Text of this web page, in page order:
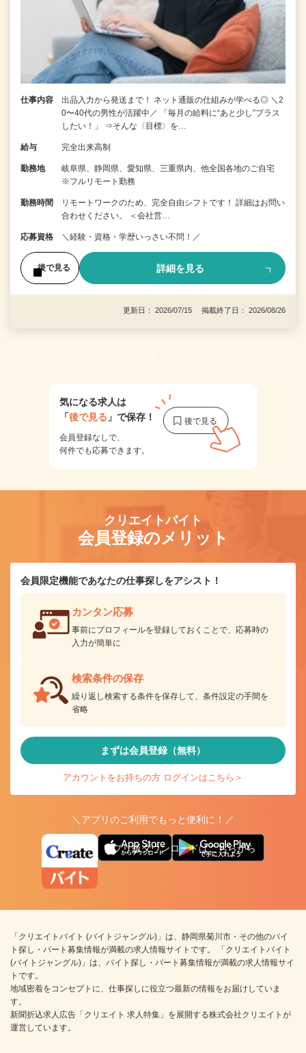
仕事内容
出品入力から発送まで！ ネット通販の仕組みが学べる◎ ＼2
0〜40代の男性が活躍中／ 「毎月の給料に“あと少し”プラス
したい！」 ⇒そんな〈目標〉を…
給与 完全出来高制
勤務地
岐阜県、静岡県、愛知県、三重県内、他全国各地のご自宅
※フルリモート勤務
勤務時間
リモートワークのため、完全自由シフトです！ 詳細はお問い
合わせください。 ＜会社営…
応募資格 ＼経験・資格・学歴いっさい不問！／
後で見る 詳細を見る
更新日： 2026/07/15 掲載終了日： 2026/08/26
1
気になる求人は
「後で見る 」で保存！
会員登録なしで、
何件でも応募できます。
クリエイトバイト
会員登録のメリット
会員限定機能であなたの仕事探しをアシスト！
カンタン応募
事前にプロフィールを登録しておくことで、応募時の
入力が簡単に
検索条件の保存
繰り返し検索する条件を保存して、条件設定の手間を
省略
まずは会員登録（無料）
アカウントをお持ちの方 ログインはこちら＞
＼アプリのご利用でもっと便利に！／
アプリ版ダウンロードはこちらから
「クリエイトバイト (バイトジャングル)」は、静岡県菊川市・その他のバイ
ト探し・パート募集情報が満載の求人情報サイトです。 「クリエイトバイト
(バイトジャングル)」は、バイト探し・パート募集情報が満載の求人情報サイ
トです。
地域密着をコンセプトに、仕事探しに役立つ最新の情報をお届けしていま
す。
新聞折込求人広告「クリエイト 求人特集」を展開する株式会社クリエイトが
運営しています。